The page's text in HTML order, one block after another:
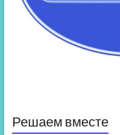
Решаем вместе